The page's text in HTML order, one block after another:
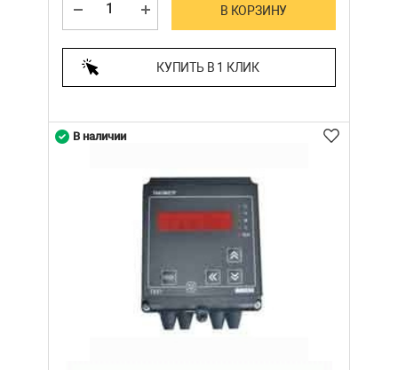
В КОРЗИНУ
КУПИТЬ В 1 КЛИК
В наличии